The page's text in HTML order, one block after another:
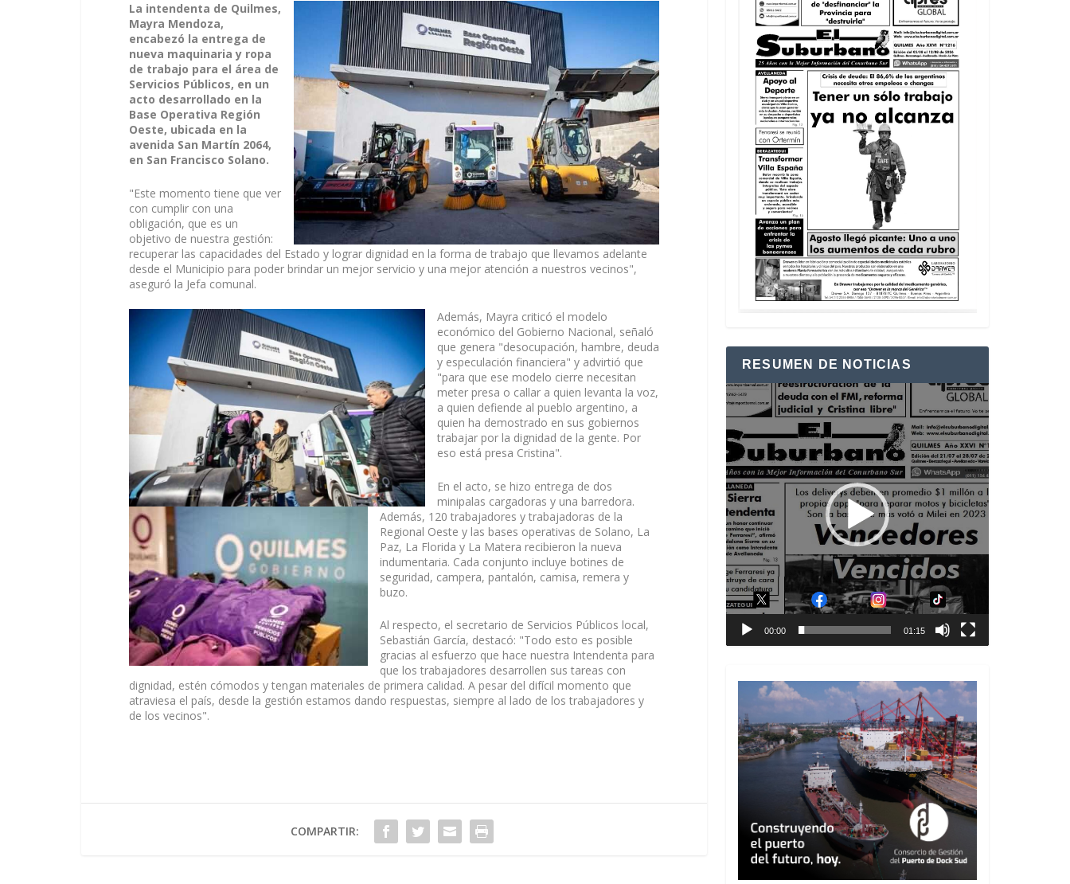
La intendenta de Quilmes,
Mayra Mendoza,
encabezó la entrega de
nueva maquinaria y ropa
de trabajo para el área de
Servicios Públicos, en un
acto desarrollado en la
Base Operativa Región
Oeste, ubicada en la
avenida San Martín 2064,
en San Francisco Solano.
"Este momento tiene que ver
con cumplir con una
obligación, que es un
objetivo de nuestra gestión:
recuperar las capacidades del Estado y lograr dignidad en la forma de trabajo que llevamos adelante
desde el Municipio para poder brindar un mejor servicio y una mejor atención a nuestros vecinos",
aseguró la Jefa comunal.
Además, Mayra criticó el modelo
económico del Gobierno Nacional, señaló
que genera "desocupación, hambre, deuda
y especulación financiera" y advirtió que
"para que ese modelo cierre necesitan
meter presa o callar a quien levanta la voz,
a quien defiende al pueblo argentino, a
quien ha demostrado en sus gobiernos
trabajar por la dignidad de la gente. Por
eso está presa Cristina".
En el acto, se hizo entrega de dos
minipalas cargadoras y una barredora.
Además, 120 trabajadores y trabajadoras de la
Regional Oeste y las bases operativas de Solano, La
Paz, La Florida y La Matera recibieron la nueva
indumentaria. Cada conjunto incluye botines de
seguridad, campera, pantalón, camisa, remera y
buzo.
Al respecto, el secretario de Servicios Públicos local,
Sebastián García, destacó: "Todo esto es posible
gracias al esfuerzo que hace nuestra Intendenta para
que los trabajadores desarrollen sus tareas con
dignidad, estén cómodos y tengan materiales de primera calidad. A pesar del difícil momento que
atraviesa el país, desde la gestión estamos dando respuestas, siempre al lado de los trabajadores y
de los vecinos".
COMPARTIR:
RESUMEN DE NOTICIAS
Reproductor
de
vídeo
00:00 01:15